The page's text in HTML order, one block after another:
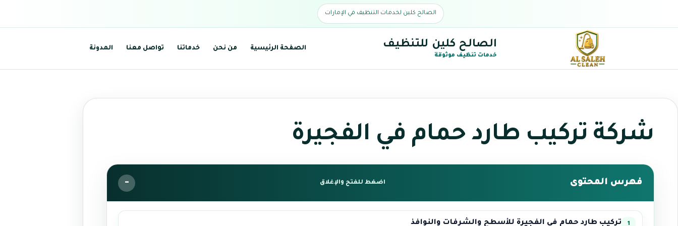
الصالح كلين لخدمات التنظيف في الإمارات
الصالح كلين للتنظيف
خدمات تنظيف موثوقة
الصفحة الرئيسية من نحن خدماتنا تواصل معنا المدونة
شركة تركيب طارد حمام في الفجيرة
فهرس المحتوى اضغط للفتح والإغلاق
تركيب طارد حمام في الفجيرة للأسطح والشرفات والنوافذ